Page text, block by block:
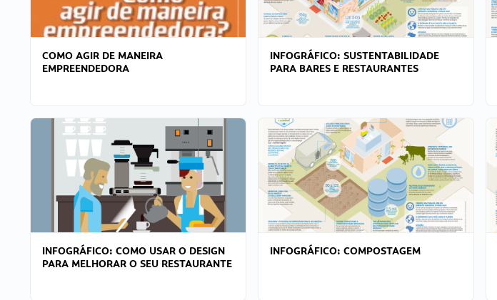
COMO AGIR DE MANEIRA
EMPREENDEDORA
INFOGRÁFICO: SUSTENTABILIDADE
PARA BARES E RESTAURANTES
INFOGRÁFICO: COMO USAR O DESIGN
PARA MELHORAR O SEU RESTAURANTE
INFOGRÁFICO: COMPOSTAGEM